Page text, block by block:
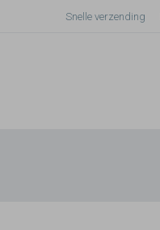
Snelle verzending